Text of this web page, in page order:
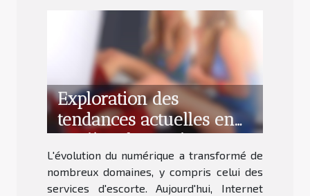
Exploration des
tendances actuelles en
matière de services
d'escorte en ligne
L'évolution du numérique a transformé de
nombreux domaines, y compris celui des
services d'escorte. Aujourd'hui, Internet